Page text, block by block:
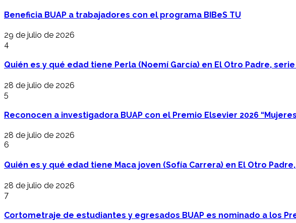
Beneficia BUAP a trabajadores con el programa BIBeS TU
29 de julio de 2026
4
Quién es y qué edad tiene Perla (Noemí García) en El Otro Padre,
28 de julio de 2026
5
Reconocen a investigadora BUAP con el Premio Elsevier 2026
28 de julio de 2026
6
Quién es y qué edad tiene Maca joven (Sofía Carrera) en El Otro
28 de julio de 2026
7
Cortometraje de estudiantes y egresados BUAP es nominado a los